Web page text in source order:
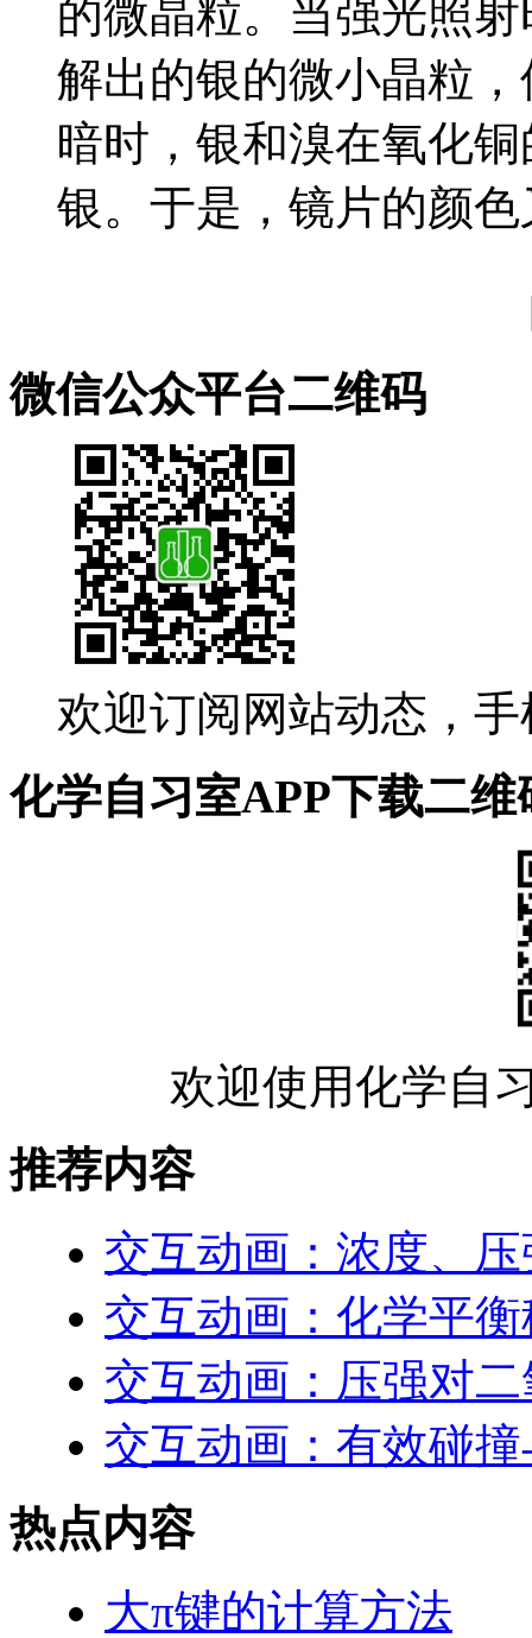
的微晶粒。当强光照
解出的银的微小晶粒
暗时，银和溴在氧化
银。于是，镜片的颜
微信公众平台二维码
欢迎订阅网站动态，
化学自习室APP下载二维
欢迎使用化学自
推荐内容
交互动画：浓度、
交互动画：化学平
交互动画：压强对
交互动画：有效碰
热点内容
大π键的计算方法